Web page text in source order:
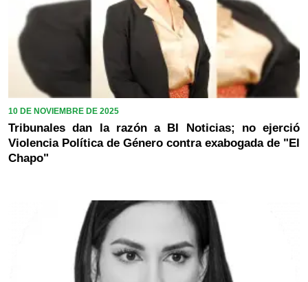
10 DE NOVIEMBRE DE 2025
Tribunales dan la razón a BI Noticias; no ejerció
Violencia Política de Género contra exabogada de "El
Chapo"